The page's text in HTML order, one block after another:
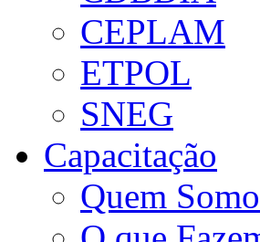
CEPLAM
ETPOL
SNEG
Capacitação
Quem